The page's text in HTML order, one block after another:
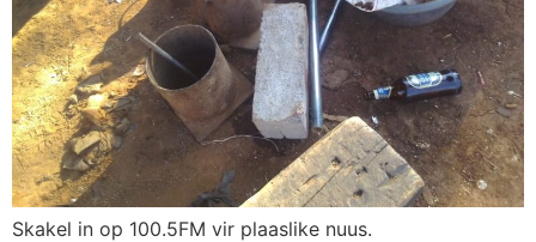
Skakel in op 100.5FM vir plaaslike nuus.